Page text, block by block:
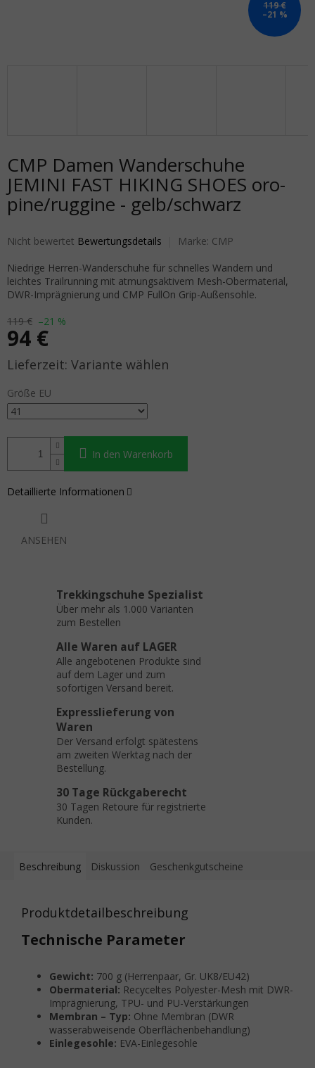
119 €
–21 %
CMP Damen Wanderschuhe
JEMINI FAST HIKING SHOES oro-
pine/ruggine - gelb/schwarz
Die durchschnittliche Produktbewertung ist 0,0 von 5 Sternen.
Nicht bewertet Bewertungsdetails Marke: CMP
119 € –21 %
94 €
Verkaufspreis: Variante wählen
Größe EU
In den Warenkorb
Niedrige Herren-Wanderschuhe für schnelles Wandern und
leichtes Trailrunning mit atmungsaktivem Mesh-Obermaterial,
DWR-Imprägnierung und CMP FullOn Grip-Außensohle.
Detaillierte Informationen
ANSEHEN
Trekkingschuhe Spezialist
Über mehr als 1.000 Varianten
zum Bestellen
Alle Waren auf LAGER
Alle angebotenen Produkte sind
auf dem Lager und zum
sofortigen Versand bereit.
Expresslieferung von
Waren
Der Versand erfolgt spätestens
am zweiten Werktag nach der
Bestellung.
30 Tage Rückgaberecht
30 Tagen Retoure für registrierte
Kunden.
Beschreibung Diskussion Geschenkgutscheine
Produktdetailbeschreibung
Technische Parameter
Gewicht: 700 g (Herrenpaar, Gr. UK8/EU42)
Obermaterial: Recyceltes Polyester-Mesh mit DWR-
Imprägnierung, TPU- und PU-Verstärkungen
Membran – Typ: Ohne Membran (DWR
wasserabweisende Oberflächenbehandlung)
Einlegesohle: EVA-Einlegesohle